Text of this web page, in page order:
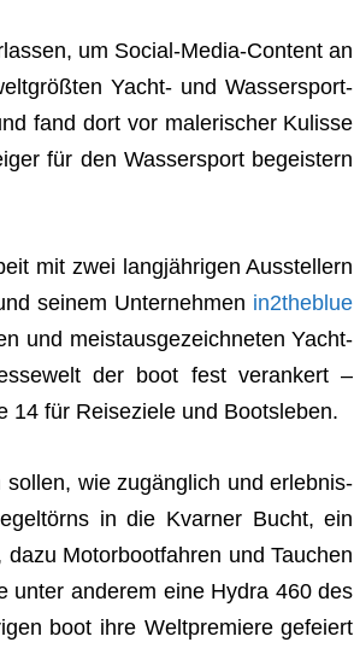
um Social-Media-Con­tent an
Yacht- und Was­ser­sport­
fand dort vor male­ri­scher Kulisse
für den Was­ser­sport begeis­tern
mit zwei lang­jäh­ri­gen Aus­stel­lern
sei­nem Unter­neh­men in2theblue
und meist­aus­ge­zeich­ne­ten Yacht­
der boot fest ver­an­kert –
14 für Rei­se­ziele und Bootsleben.
sol­len, wie zugäng­lich und erleb­nis­
in die Kvar­ner Bucht, ein
Motor­boot­fah­ren und Tau­chen
unter ande­rem eine Hydra 460 des
boot ihre Welt­pre­miere gefei­ert